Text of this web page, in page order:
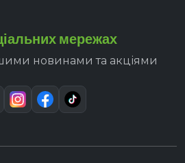
мережах
новинами та акціями